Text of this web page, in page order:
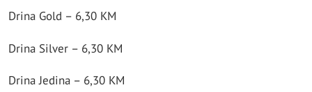
Drina Gold – 6,30 KM
Drina Silver – 6,30 KM
Drina Jedina – 6,30 KM